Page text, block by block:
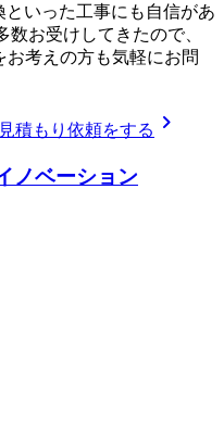
といった工事にも自信があ
お受けしてきたので、
考えの方も気軽にお問
積もり依頼をする chevron_right
ノベーション